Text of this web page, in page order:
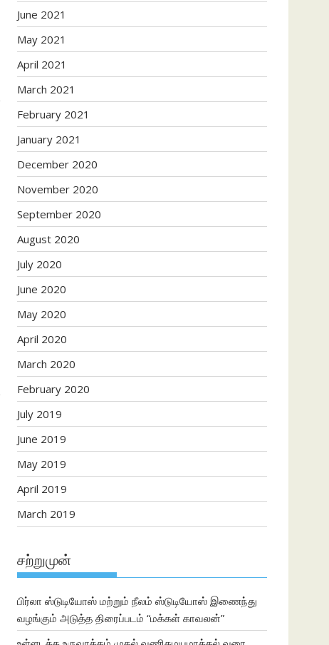
June 2021
May 2021
April 2021
March 2021
February 2021
January 2021
December 2020
November 2020
September 2020
August 2020
July 2020
June 2020
May 2020
April 2020
March 2020
February 2020
July 2019
June 2019
May 2019
April 2019
March 2019
சற்றுமுன்
பிர்லா ஸ்டுடியோஸ் மற்றும் நீலம் ஸ்டுடியோஸ் இணைந்து
வழங்கும் அடுத்த திரைப்படம் “மக்கள் காவலன்”